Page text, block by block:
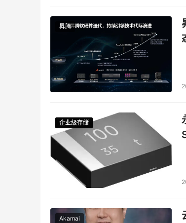
昇腾
企业级存储
企业级存储
企业级存储
企业级存储
Akamai